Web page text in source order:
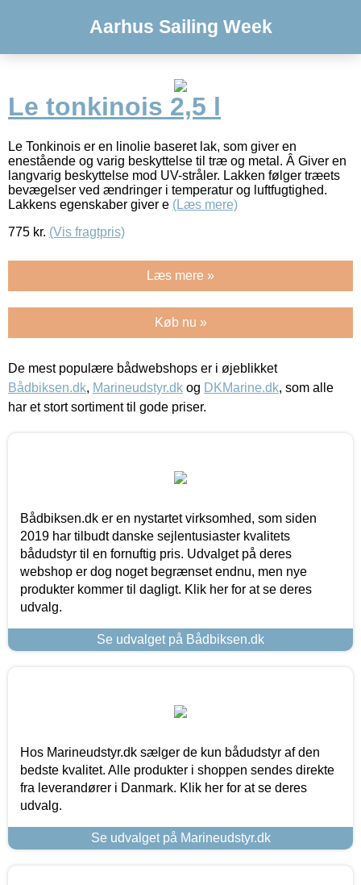
Aarhus Sailing Week
Le tonkinois 2,5 l
Le Tonkinois er en linolie baseret lak, som giver en
enestående og varig beskyttelse til træ og metal. Â Giver en
langvarig beskyttelse mod UV-stråler. Lakken følger træets
bevægelser ved ændringer i temperatur og luftfugtighed.
Lakkens egenskaber giver e (Læs mere)
775 kr. (Vis fragtpris)
Læs mere »
Køb nu »
De mest populære bådwebshops er i øjeblikket
Bådbiksen.dk, Marineudstyr.dk og DKMarine.dk, som alle
har et stort sortiment til gode priser.
Bådbiksen.dk er en nystartet virksomhed, som siden
2019 har tilbudt danske sejlentusiaster kvalitets
bådudstyr til en fornuftig pris. Udvalget på deres
webshop er dog noget begrænset endnu, men nye
produkter kommer til dagligt. Klik her for at se deres
udvalg.
Se udvalget på Bådbiksen.dk
Hos Marineudstyr.dk sælger de kun bådudstyr af den
bedste kvalitet. Alle produkter i shoppen sendes direkte
fra leverandører i Danmark. Klik her for at se deres
udvalg.
Se udvalget på Marineudstyr.dk